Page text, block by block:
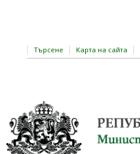
Търсене Карта на сайта